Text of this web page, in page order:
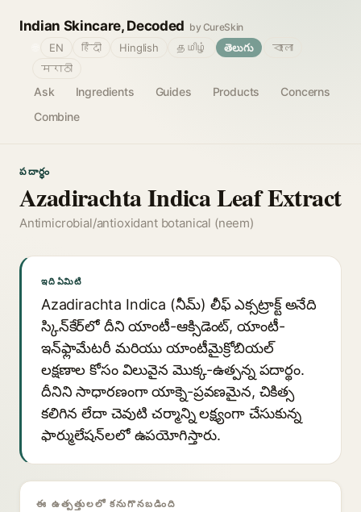
Indian Skincare, Decoded by CureSkin
Ask Ingredients Guides Products
Concerns
Combine
EN हिंदी Hinglish தமிழ் తెలుగు
বাংলা
मराठी
పదార్థం
Azadirachta Indica Leaf Extract
Antimicrobial/antioxidant botanical (neem)
ఇది ఏమిటి
Azadirachta Indica (నీమ్) లీఫ్ ఎక్సట్రాక్ట్ అనేది
స్కిన్‌కేర్‌లో దీని యాంటీ-ఆక్సిడెంట్, యాంటీ-
ఇన్‌ఫ్లామేటరీ మరియు యాంటీమైక్రోబియల్
లక్షణాల కోసం విలువైన మొక్క-ఉత్పన్న పదార్థం.
దీనిని సాధారణంగా యాక్నె-ప్రవణమైన, చికిత్స
కలిగిన లేదా చెవుటి చర్మాన్ని లక్ష్యంగా చేసుకున్న
ఫార్ములేషన్‌లలో ఉపయోగిస్తారు.
ఈ ఉత్పత్తులలో కనుగొనబడింది